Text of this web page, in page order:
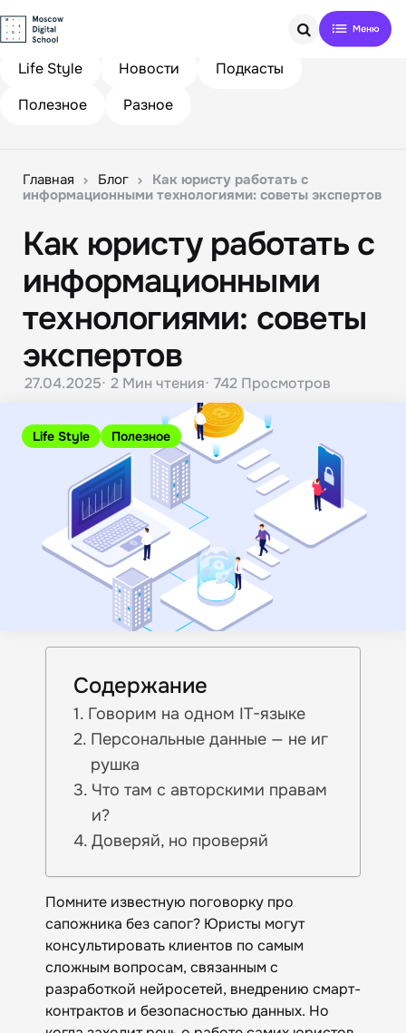
Search
Life Style
Новости
Подкасты
Полезное
Разное
Главная Блог
Как юристу работать с
информационными технологиями: советы экспертов
Life Style Полезное
Как юристу работать с
информационными
технологиями: советы
экспертов
27.04.2025 2 Мин чтения 742 Просмотров
Содержание
Говорим на одном IT-языке
Персональные данные — не иг
рушка
Что там с авторскими правам
и?
Доверяй, но проверяй
Помните известную поговорку про
сапожника без сапог? Юристы могут
консультировать клиентов по самым
сложным вопросам, связанным с
разработкой нейросетей, внедрению смарт-
контрактов и безопасностью данных. Но